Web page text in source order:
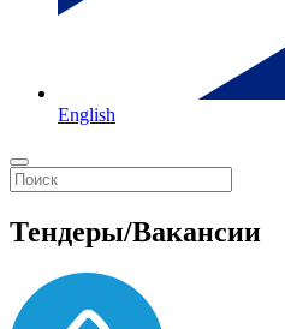
English
Тендеры/Вакансии